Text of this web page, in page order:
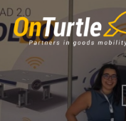
Skip
to
main
content